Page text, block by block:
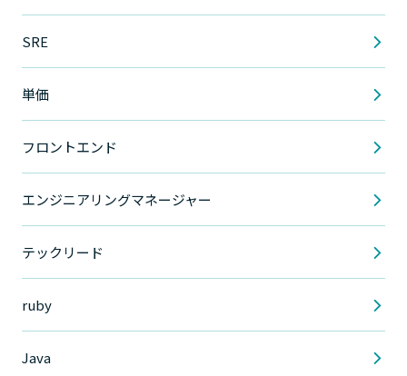
SRE
単価
フロントエンド
エンジニアリングマネージャー
テックリード
ruby
Java